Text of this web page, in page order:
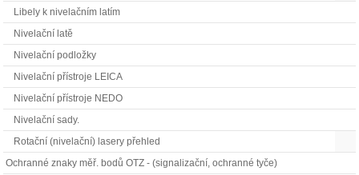
Libely k nivelačním latím
Nivelační latě
Nivelační podložky
Nivelační přístroje LEICA
Nivelační přístroje NEDO
Nivelační sady.
Rotační (nivelační) lasery přehled
Ochranné znaky měř. bodů OTZ - (signalizační, ochranné tyče)